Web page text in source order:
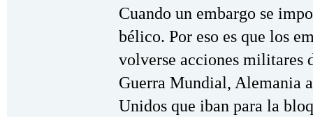
Cuando un embargo se
bélico. Por eso es que los
volverse acciones militares
Guerra Mundial, Alemania
Unidos que iban para la